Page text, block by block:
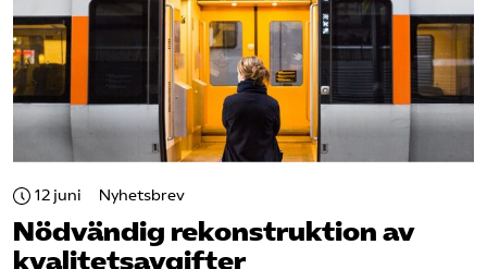
12 juni Nyhetsbrev
Nödvändig rekonstruktion av
kvalitetsavgifter